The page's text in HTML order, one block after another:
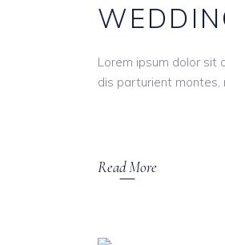
Lorem ipsum dolor sit
dis parturient montes,
Read More